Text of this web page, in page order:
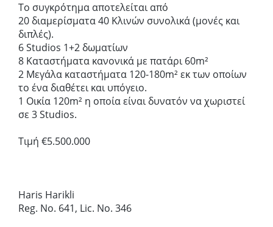
Το συγκρότημα αποτελείται από
20 διαμερίσματα 40 Κλινών συνολικά (μονές και
διπλές).
6 Studios 1+2 δωματίων
8 Καταστήματα κανονικά με πατάρι 60m²
2 Μεγάλα καταστήματα 120-180m² εκ των οποίων
το ένα διαθέτει και υπόγειο.
1 Οικία 120m² η οποία είναι δυνατόν να χωριστεί
σε 3 Studios.
Τιμή €5.500.000
Haris Harikli
Reg. No. 641, Lic. No. 346